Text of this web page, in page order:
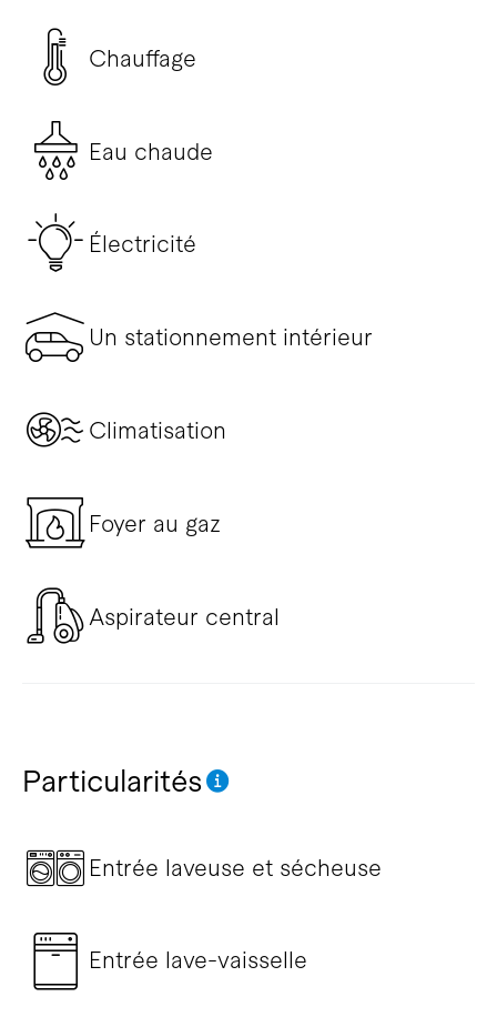
Chauffage
Eau chaude
Électricité
Un stationnement intérieur
Climatisation
Foyer au gaz
Aspirateur central
Particularités
Entrée laveuse et sécheuse
Entrée lave-vaisselle